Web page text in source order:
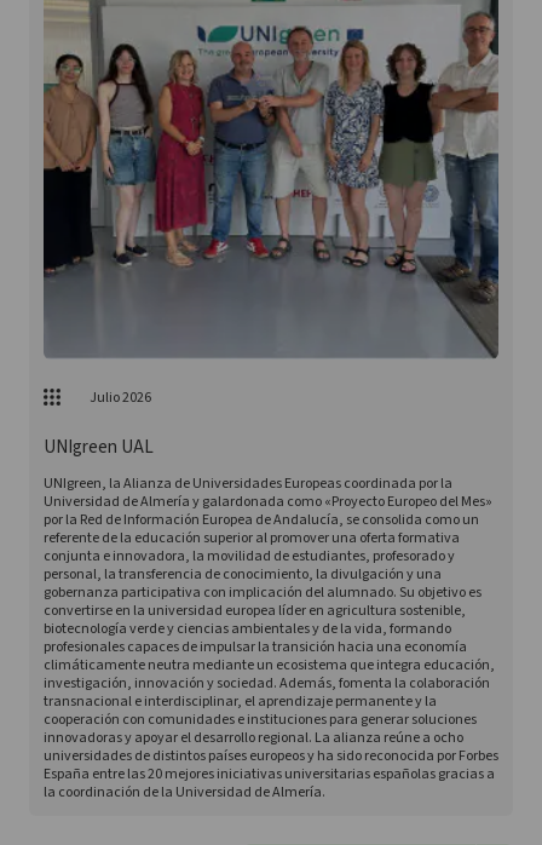
Julio 2026
UNIgreen UAL
UNIgreen, la Alianza de Universidades Europeas coordinada por la
Universidad de Almería y galardonada como «Proyecto Europeo del Mes»
por la Red de Información Europea de Andalucía, se consolida como un
referente de la educación superior al promover una oferta formativa
conjunta e innovadora, la movilidad de estudiantes, profesorado y
personal, la transferencia de conocimiento, la divulgación y una
gobernanza participativa con implicación del alumnado. Su objetivo es
convertirse en la universidad europea líder en agricultura sostenible,
biotecnología verde y ciencias ambientales y de la vida, formando
profesionales capaces de impulsar la transición hacia una economía
climáticamente neutra mediante un ecosistema que integra educación,
investigación, innovación y sociedad. Además, fomenta la colaboración
transnacional e interdisciplinar, el aprendizaje permanente y la
cooperación con comunidades e instituciones para generar soluciones
innovadoras y apoyar el desarrollo regional. La alianza reúne a ocho
universidades de distintos países europeos y ha sido reconocida por Forbes
España entre las 20 mejores iniciativas universitarias españolas gracias a
la coordinación de la Universidad de Almería.